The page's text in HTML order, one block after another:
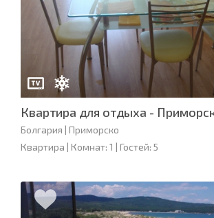
Квартира для отдыха -
Болгария | Приморско
Квартира | Комнат: 1 | Гостей: 5